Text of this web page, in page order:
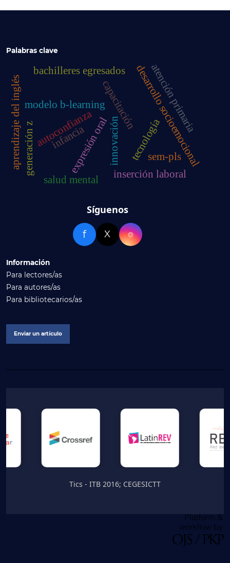
Palabras clave
modelo b-learning
tecnología
capacitación
innovación desarrollo socioemocional
aprendizaje del inglés expresión oral
autoconfianza
inserción laboral
bachilleres egresados
salud mental
atención primaria
generación z sem-pls
infancia
Síguenos
f X ⌾
Información
Para lectores/as
Para autores/as
Para bibliotecarios/as
Enviar un artículo
Tics - ITB 2016; CEGESICTT